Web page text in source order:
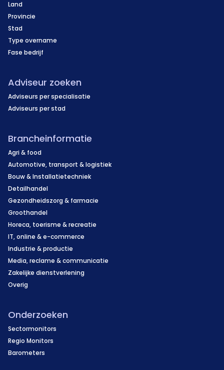
Land
Provincie
Stad
Type overname
Fase bedrijf
Adviseur zoeken
Adviseurs per specialisatie
Adviseurs per stad
Brancheinformatie
Agri & food
Automotive, transport & logistiek
Bouw & Installatietechniek
Detailhandel
Gezondheidszorg & farmacie
Groothandel
Horeca, toerisme & recreatie
IT, online & e-commerce
Industrie & productie
Media, reclame & communicatie
Zakelijke dienstverlening
Overig
Onderzoeken
Sectormonitors
Regio Monitors
Barometers